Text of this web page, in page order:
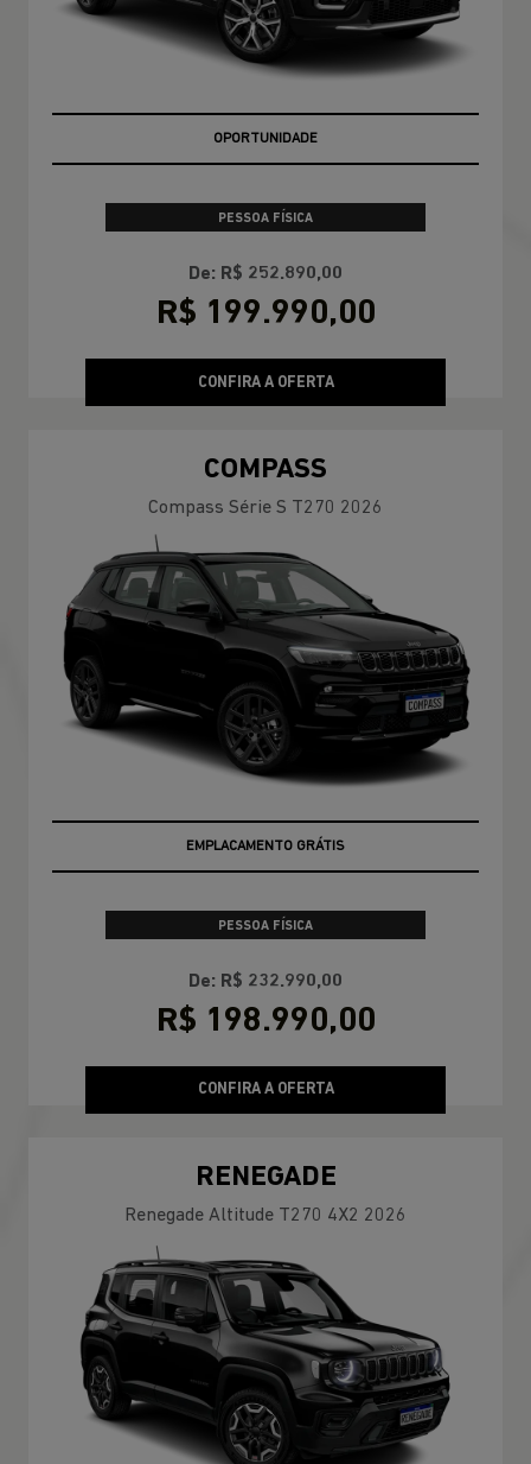
OPORTUNIDADE
PESSOA FÍSICA
De: R$ 252.890,00
R$ 199.990,00
CONFIRA A OFERTA
COMPASS
Compass Série S T270 2026
EMPLACAMENTO GRÁTIS
PESSOA FÍSICA
De: R$ 232.990,00
R$ 198.990,00
CONFIRA A OFERTA
RENEGADE
Renegade Altitude T270 4X2 2026